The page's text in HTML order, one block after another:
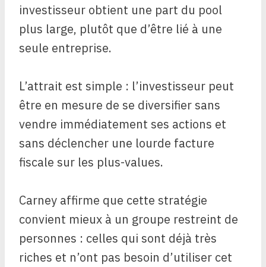
investisseur obtient une part du pool
plus large, plutôt que d’être lié à une
seule entreprise.
L’attrait est simple : l’investisseur peut
être en mesure de se diversifier sans
vendre immédiatement ses actions et
sans déclencher une lourde facture
fiscale sur les plus-values.
Carney affirme que cette stratégie
convient mieux à un groupe restreint de
personnes : celles qui sont déjà très
riches et n’ont pas besoin d’utiliser cet